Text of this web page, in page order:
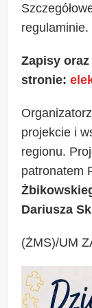
regulaminie.
Zapisy
stronie:
projekcie i
regionu.
patronatem
Dariusza
(ŻMS)/UM